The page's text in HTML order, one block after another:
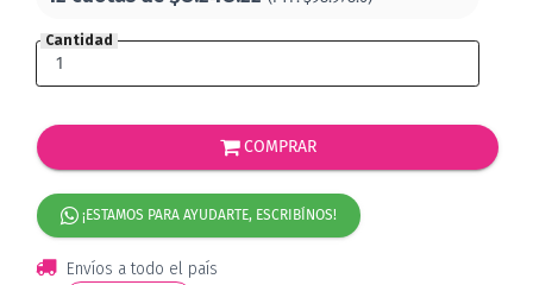
Cantidad
COMPRAR
¡ESTAMOS PARA AYUDARTE, ESCRIBÍNOS!
Envíos a todo el país